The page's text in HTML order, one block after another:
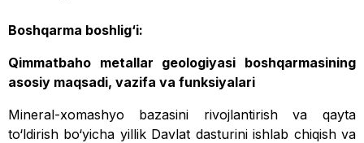
Boshqarma boshlig‘i:
Qimmatbaho metallar geologiyasi boshqarmasining
asosiy maqsadi, vazifa va funksiyalari
Mineral-xomashyo bazasini rivojlantirish va qayta
to‘ldirish bo‘yicha yillik Davlat dasturini ishlab chiqish va